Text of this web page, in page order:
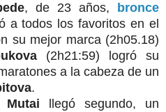
, de 23 años,
bronce
a todos los favoritos en el
su mejor marca (2h05.18)
(2h21:59) logró su
a la cabeza de un
.
Mutai llegó segundo, un